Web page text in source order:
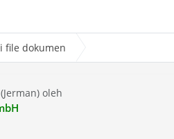
file dokumen
oleh